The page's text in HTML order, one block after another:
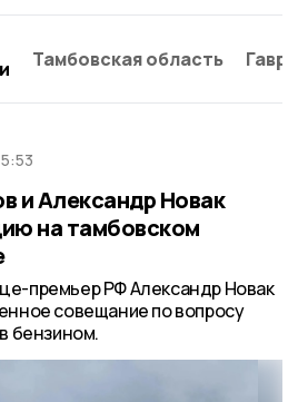
Тамбовская область
и Александр Новак
на тамбовском
премьер РФ Александр Новак
совещание по вопросу
бензином.